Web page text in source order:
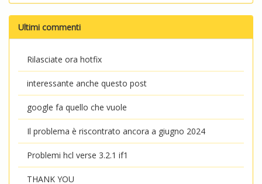
Ultimi commenti
Rilasciate ora hotfix
interessante anche questo post
google fa quello che vuole
Il problema è riscontrato ancora a giugno 2024
Problemi hcl verse 3.2.1 if1
THANK YOU